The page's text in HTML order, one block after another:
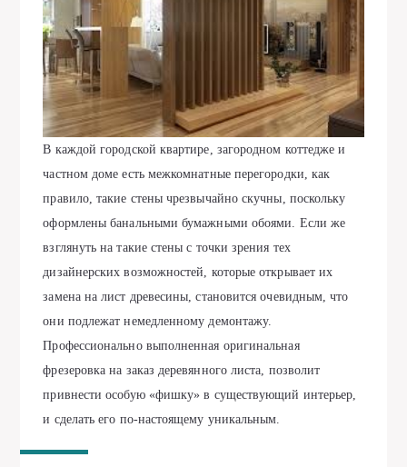
В каждой городской квартире, загородном коттедже и
частном доме есть межкомнатные перегородки, как
правило, такие стены чрезвычайно скучны, поскольку
оформлены банальными бумажными обоями. Если же
взглянуть на такие стены с точки зрения тех
дизайнерских возможностей, которые открывает их
замена на лист древесины, становится очевидным, что
они подлежат немедленному демонтажу.
Профессионально выполненная оригинальная
фрезеровка на заказ деревянного листа, позволит
привнести особую «фишку» в существующий интерьер,
и сделать его по-настоящему уникальным.